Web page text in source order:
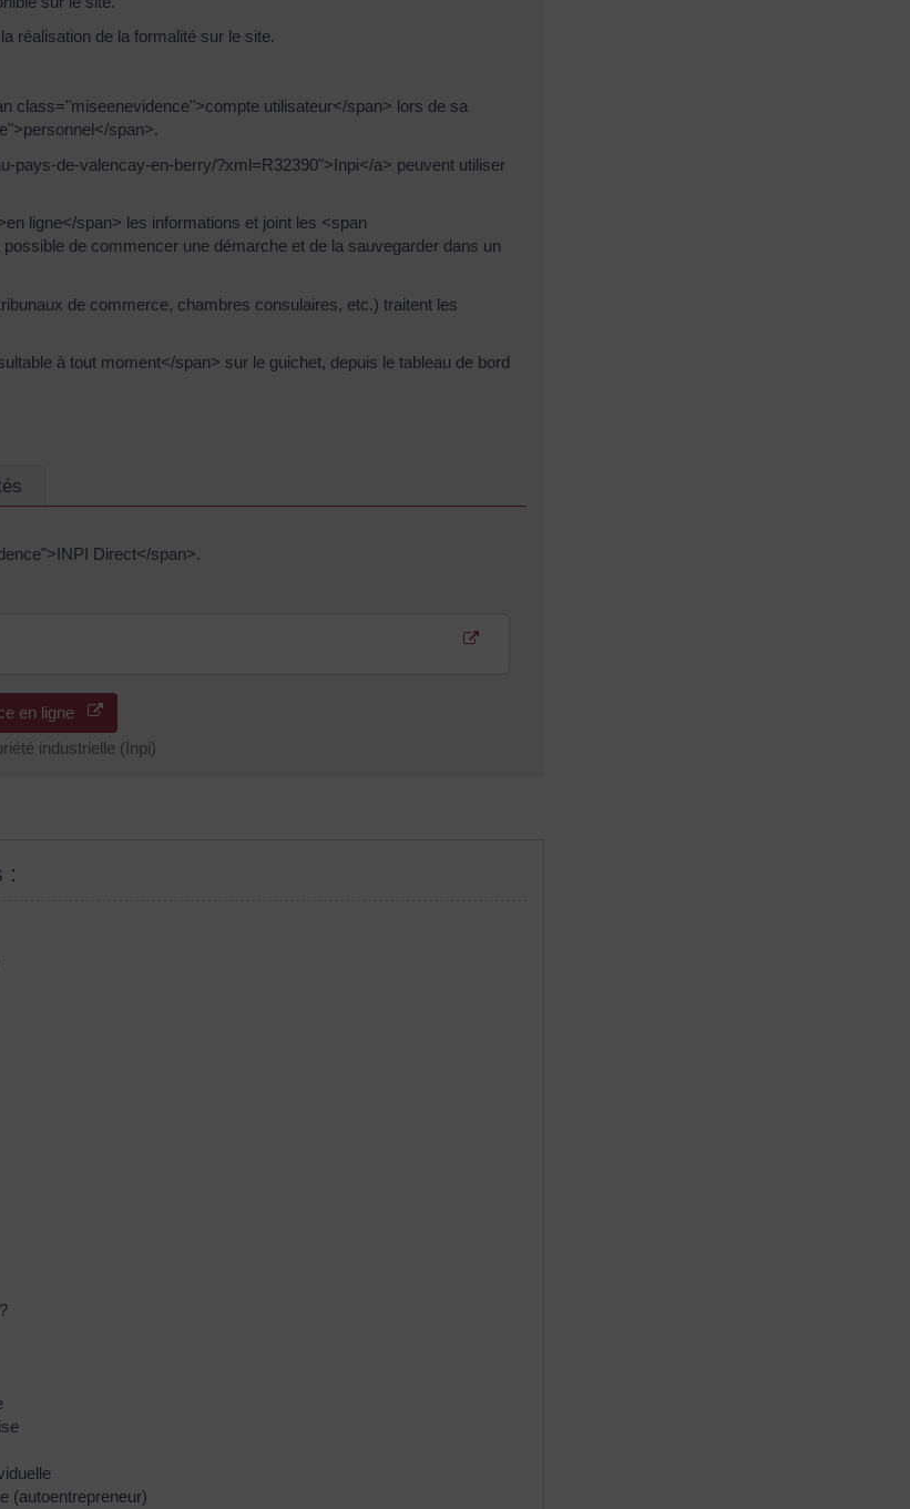
réalisation de la formalité sur le site.
class="miseenevidence">compte utilisateur</span> lors de sa
span>.
pays-de-valencay-en-berry/?xml=R32390">Inpi</a> peuvent utiliser
ligne</span> les informations et joint les <span
de commencer une démarche et de la sauvegarder dans un
de commerce, chambres consulaires, etc.) traitent les
à tout moment</span> sur le guichet, depuis le tableau de bord
Direct</span>.
en ligne
industrielle (Inpi)
:
(autoentrepreneur)